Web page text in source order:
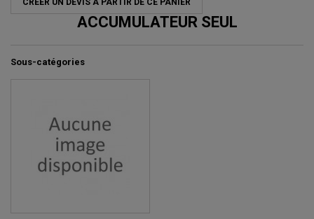
CRÉER UN DEVIS À PARTIR DE CE PANIER
ACCUMULATEUR SEUL
Sous-catégories